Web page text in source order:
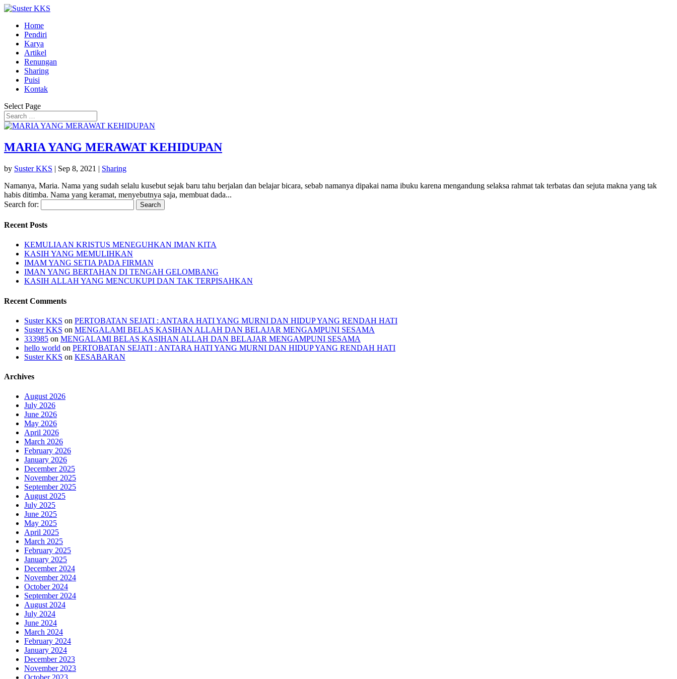
Home
Pendiri
Karya
Artikel
Renungan
Sharing
Puisi
Kontak
Select Page
MARIA YANG MERAWAT KEHIDUPAN
by Suster KKS | Sep 8, 2021 | Sharing
Namanya, Maria. Nama yang sudah selalu kusebut sejak baru tahu berjalan dan belajar bicara, sebab namanya dipakai nama ibuku karena mengandung selaksa rahmat tak terbatas dan sejuta makna yang tak
habis ditimba. Nama yang keramat, menyebutnya saja, membuat dada...
Search for:
Recent Posts
KEMULIAAN KRISTUS MENEGUHKAN IMAN KITA
KASIH YANG MEMULIHKAN
IMAM YANG SETIA PADA FIRMAN
IMAN YANG BERTAHAN DI TENGAH GELOMBANG
KASIH ALLAH YANG MENCUKUPI DAN TAK TERPISAHKAN
Recent Comments
Suster KKS on PERTOBATAN SEJATI : ANTARA HATI YANG MURNI DAN HIDUP YANG RENDAH HATI
Suster KKS on MENGALAMI BELAS KASIHAN ALLAH DAN BELAJAR MENGAMPUNI SESAMA
333985 on MENGALAMI BELAS KASIHAN ALLAH DAN BELAJAR MENGAMPUNI SESAMA
hello world on PERTOBATAN SEJATI : ANTARA HATI YANG MURNI DAN HIDUP YANG RENDAH HATI
Suster KKS on KESABARAN
Archives
August 2026
July 2026
June 2026
May 2026
April 2026
March 2026
February 2026
January 2026
December 2025
November 2025
September 2025
August 2025
July 2025
June 2025
May 2025
April 2025
March 2025
February 2025
January 2025
December 2024
November 2024
October 2024
September 2024
August 2024
July 2024
June 2024
March 2024
February 2024
January 2024
December 2023
November 2023